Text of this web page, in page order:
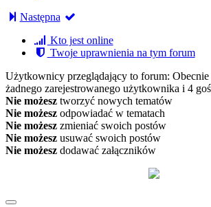
Następna
Kto jest online
Twoje uprawnienia na tym forum
Użytkownicy przeglądający to forum: Obecnie
żadnego zarejestrowanego użytkownika i 4
Nie możesz tworzyć nowych tematów
Nie możesz odpowiadać w tematach
Nie możesz zmieniać swoich postów
Nie możesz usuwać swoich postów
Nie możesz dodawać załączników